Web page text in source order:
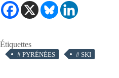
Étiquettes
# PYRÉNÉES # SKI